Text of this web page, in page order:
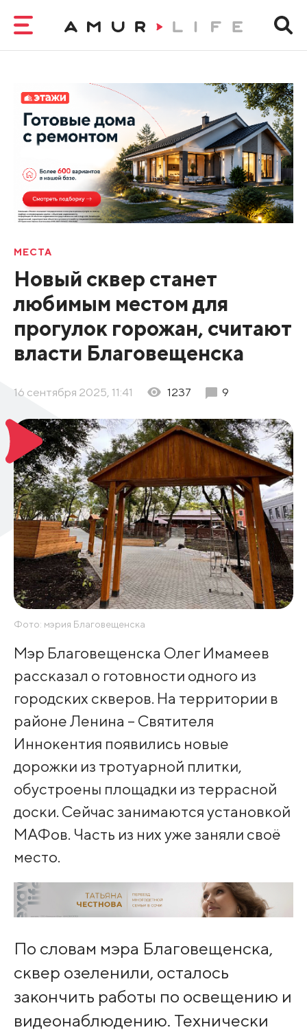
МЕСТА
Новый сквер станет
любимым местом для
прогулок горожан, считают
власти Благовещенска
16 сентября 2025, 11:41 1237 9
Фото: мэрия Благовещенска
Мэр Благовещенска Олег Имамеев
рассказал о готовности одного из
городских скверов. На территории в
районе Ленина – Святителя
Иннокентия появились новые
дорожки из тротуарной плитки,
обустроены площадки из террасной
доски. Сейчас занимаются установкой
МАФов. Часть из них уже заняли своё
место.
По словам мэра Благовещенска,
сквер озеленили, осталось
закончить работы по освещению и
видеонаблюдению. Технически